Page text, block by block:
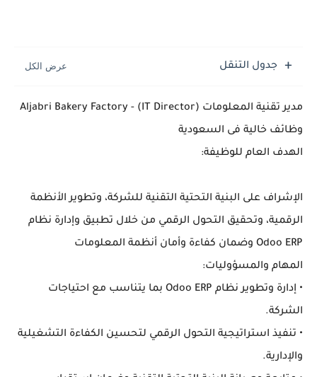
جدول التنقل
مدير تقنية المعلومات (IT Director) - Aljabri Bakery Factory
وظائف خالية فى السعودية
الهدف العام للوظيفة:
الإشراف على البنية التحتية التقنية للشركة، وتطوير الأنظمة
الرقمية، وتحقيق التحول الرقمي من خلال تطبيق وإدارة نظام
Odoo ERP وضمان كفاءة وأمان أنظمة المعلومات
المهام والمسؤوليات:
• إدارة وتطوير نظام Odoo ERP بما يتناسب مع احتياجات
الشركة.
• تنفيذ استراتيجية التحول الرقمي لتحسين الكفاءة التشغيلية
والإدارية.